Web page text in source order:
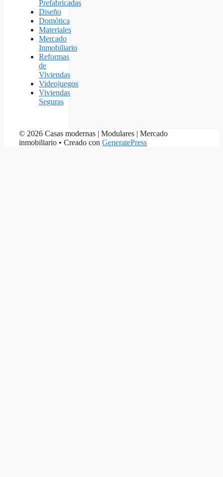
Prefabricadas
Diseño
Domótica
Materiales
Mercado
Inmobiliario
Reformas
de
Viviendas
Videojuegos
Viviendas
Seguras
© 2026 Casas modernas | Modulares | Mercado
inmobiliario • Creado con GeneratePress